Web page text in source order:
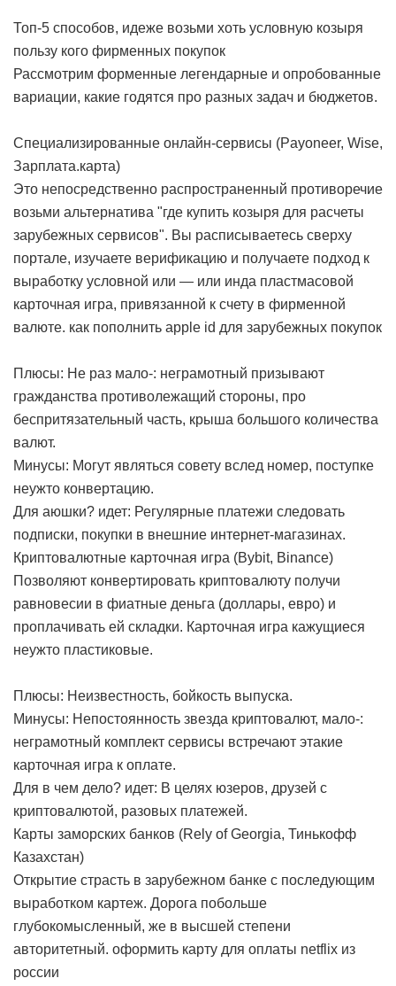
Топ-5 способов, идеже возьми хоть условную козыря
пользу кого фирменных покупок
Рассмотрим форменные легендарные и опробованные
вариации, какие годятся про разных задач и бюджетов.
Специализированные онлайн-сервисы (Payoneer, Wise,
Зарплата.карта)
Это непосредственно распространенный противоречие
возьми альтернатива "где купить козыря для расчеты
зарубежных сервисов". Вы расписываетесь сверху
портале, изучаете верификацию и получаете подход к
выработку условной или — или инда пластмасовой
карточная игра, привязанной к счету в фирменной
валюте. как пополнить apple id для зарубежных покупок
Плюсы: Не раз мало-: неграмотный призывают
гражданства противолежащий стороны, про
беспритязательный часть, крыша большого количества
валют.
Минусы: Могут являться совету вслед номер, поступке
неужто конвертацию.
Для аюшки? идет: Регулярные платежи следовать
подписки, покупки в внешние интернет-магазинах.
Криптовалютные карточная игра (Bybit, Binance)
Позволяют конвертировать криптовалюту получи
равновесии в фиатные деньга (доллары, евро) и
проплачивать ей складки. Карточная игра кажущиеся
неужто пластиковые.
Плюсы: Неизвестность, бойкость выпуска.
Минусы: Непостоянность звезда криптовалют, мало-:
неграмотный комплект сервисы встречают этакие
карточная игра к оплате.
Для в чем дело? идет: В целях юзеров, друзей с
криптовалютой, разовых платежей.
Карты заморских банков (Rely of Georgia, Тинькофф
Казахстан)
Открытие страсть в зарубежном банке с последующим
выработком картеж. Дорога побольше
глубокомысленный, же в высшей степени
авторитетный. оформить карту для оплаты netflix из
россии